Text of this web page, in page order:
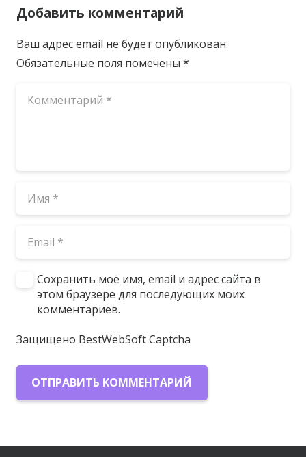
Добавить комментарий
Ваш адрес email не будет опубликован.
Обязательные поля помечены *
Сохранить моё имя, email и адрес сайта в
этом браузере для последующих моих
комментариев.
Защищено BestWebSoft Captcha
ОТПРАВИТЬ КОММЕНТАРИЙ